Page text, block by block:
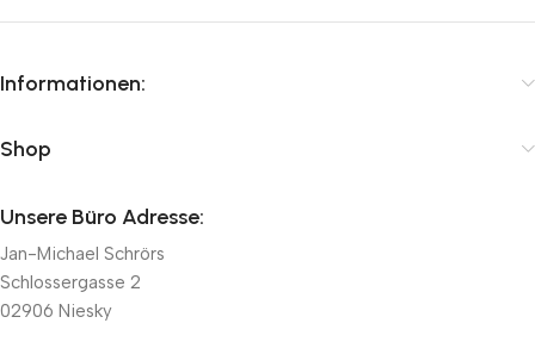
Informationen:
Shop
Unsere Büro Adresse:
Jan-Michael Schrörs
Schlossergasse 2
02906 Niesky